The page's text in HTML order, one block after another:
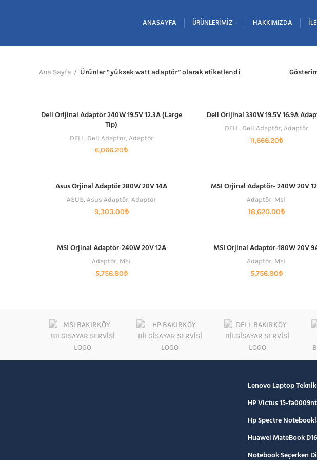
ANASAYFA ÜRÜNLERIMIZ HAKKIMIZDA
Ana Sayfa Ürünler “yüksek watt adaptör” olarak etiketlendi
SEPETE EKLE
Dell Orijinal Adaptör 240W 19.5V 12.3A (Large
Tip)
DELL, Dell Adaptör, Adaptör
6,066.20₺
SEPETE EKLE
Dell Orijinal 330W 19.5V 16.9A
DELL, Dell Adaptör, Adaptör
11,666.20₺
SEPETE EKLE
Asus Orjinal Adaptör 280W 20V 14A
ASUS,Asus Adaptör,Adaptör
9,303.00₺
SEPETE EKLE
MSI Orjinal Adaptör- 240W 20V
Adaptör, Msi
18,620.00₺
SEPETE EKLE
MSI Orjinal Adaptör-240W 20V 12A
Adaptör, Msi
5,756.80₺
SEPETE EKLE
MSI Orjinal Adaptör-180W 20V
Adaptör, Msi
5,756.80₺
Lenovo Laptop
HP Victus 15-
Hp Spectre
Huawei MateBook
Notebook Seçerken